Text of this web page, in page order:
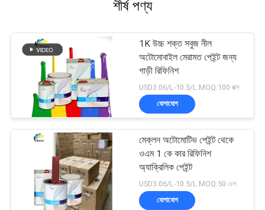
শীর্ষ পণ্য
1K উচ্চ শক্ত সবুজ নীল
অটোমোবাইল মেরামত পেইন্ট জন্য
গাড়ী রিফিনিশ
USD3.06/L-10.5/L MOQ:100 বক্স
যোগাযোগ
মেক্লন অটোমোটিভ পেইন্ট থেকে
ওএম 1 কে কার রিফিনিশ
অ্যাক্রিলিক পেইন্ট
USD3.06/L-10.5/L MOQ:50 এল
যোগাযোগ